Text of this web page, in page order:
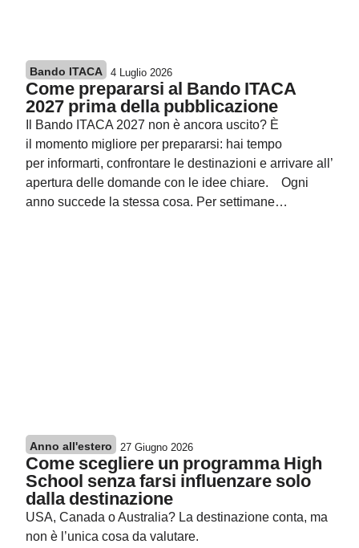
Bando ITACA 4 Luglio 2026
Come prepararsi al Bando ITACA
2027 prima della pubblicazione
Il Bando ITACA 2027 non è ancora uscito? È
il momento migliore per prepararsi: hai tempo
per informarti, confrontare le destinazioni e arrivare all’
apertura delle domande con le idee chiare. Ogni
anno succede la stessa cosa. Per settimane…
Anno all'estero 27 Giugno 2026
Come scegliere un programma High
School senza farsi influenzare solo
dalla destinazione
USA, Canada o Australia? La destinazione conta, ma
non è l’unica cosa da valutare.